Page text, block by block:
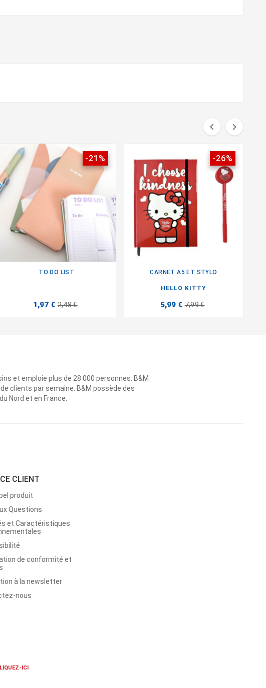
 
-21%
TO DO LIST
1,97 € 2,48 €
-26%
CARNET A5 ET STYLO
HELLO KITTY
5,99 € 7,99 €
et emploie plus de 28 000 personnes. B&M
clients par semaine. B&M possède des
Nord et en France.
CLIENT
produit
Questions
et Caractéristiques
de conformité et
à la newsletter
nous
ICI